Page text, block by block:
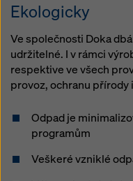
Ekologicky
Ve společnosti Doka
udržitelné. I v rámci
respektive ve všech
provoz, ochranu přírody
Odpad je
programům
Veškeré vzniklé